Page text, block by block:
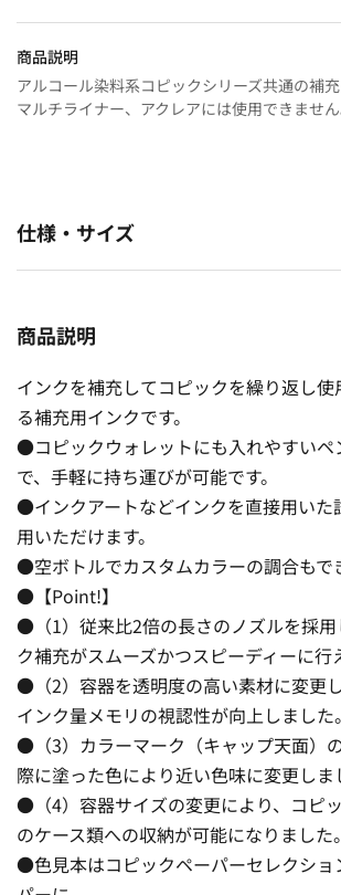
商品説明
アルコール染料系コピックシリーズ共通の補充
マルチライナー、アクレアには使用できません
仕様・サイズ
商品説明
インクを補充してコピックを繰り返し使
る補充用インクです。
●コピックウォレットにも入れやすいペ
で、手軽に持ち運びが可能です。
●インクアートなどインクを直接用いた
用いただけます。
●空ボトルでカスタムカラーの調合もで
●【Point!】
●（1）従来比2倍の長さのノズルを採用
ク補充がスムーズかつスピーディーに行
●（2）容器を透明度の高い素材に変更し
インク量メモリの視認性が向上しました。
●（3）カラーマーク（キャップ天面）
際に塗った色により近い色味に変更しま
●（4）容器サイズの変更により、コピ
のケース類への収納が可能になりました。
●色見本はコピックペーパーセレクショ